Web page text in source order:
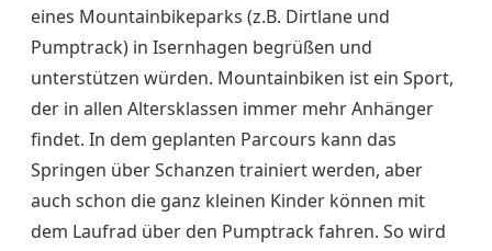
eines Mountainbikeparks (z.B. Dirtlane und
Pumptrack) in Isernhagen begrüßen und
unterstützen würden. Mountainbiken ist ein Sport,
der in allen Altersklassen immer mehr Anhänger
findet. In dem geplanten Parcours kann das
Springen über Schanzen trainiert werden, aber
auch schon die ganz kleinen Kinder können mit
dem Laufrad über den Pumptrack fahren. So wird